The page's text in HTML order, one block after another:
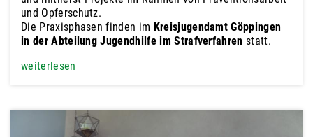
und Opferschutz.
Die Praxisphasen finden im Kreisjugendamt Göppingen
in der Abteilung Jugendhilfe im Strafverfahren statt.
weiterlesen